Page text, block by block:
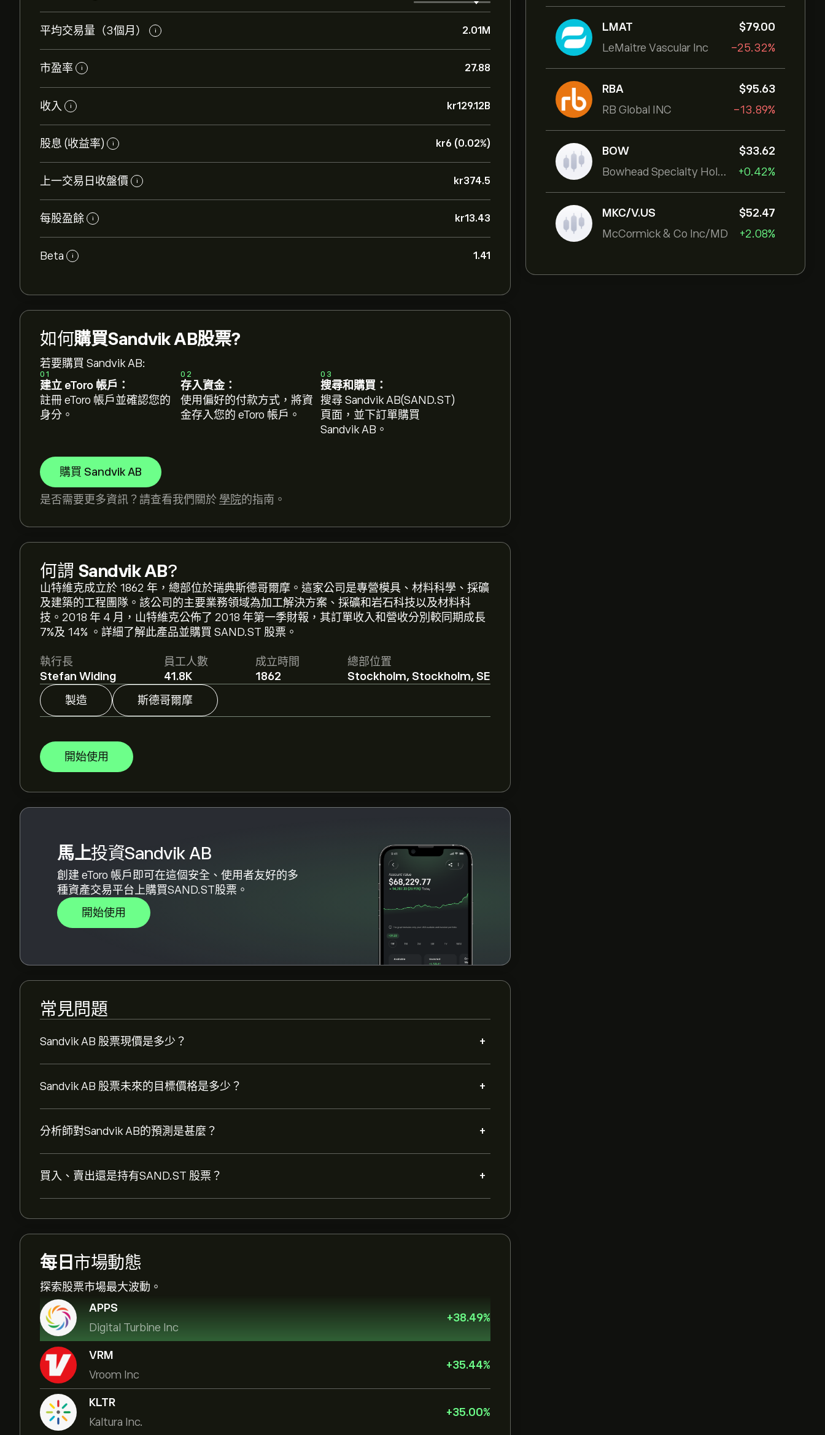
LMAT
LeMaitre Vascular Inc
‎$‎79.00
-25.32%
RBA
RB Global INC
‎$‎95.63
-13.89%
BOW
Bowhead Specialty Holdings Inc
‎$‎33.62
+0.42%
MKC/V.US
McCormick & Co Inc/MD
‎$‎52.47
+2.08%
平均交易量（3個月） i 2.01M
市盈率 i 27.88
收入 i ‎kr‎129.12B
股息 (收益率) i ‎kr‎6 (0.02%)
上一交易日收盤價 i ‎kr‎374.5
每股盈餘 i ‎kr‎13.43
Beta i 1.41
如何購買Sandvik AB股票?
若要購買 Sandvik AB:
01
建立 eToro 帳戶：
註冊 eToro 帳戶並確認您的
身分。
02
存入資金：
使用偏好的付款方式，將資
金存入您的 eToro 帳戶。
03
搜尋和購買：
搜尋 Sandvik AB(SAND.ST)
頁面，並下訂單購買
Sandvik AB。
購買 Sandvik AB
是否需要更多資訊？請查看我們關於 學院的指南。
何謂 Sandvik AB?
山特維克成立於 1862 年，總部位於瑞典斯德哥爾摩。這家公司是專營模具、材料科學、採礦
及建築的工程團隊。該公司的主要業務領域為加工解決方案、採礦和岩石科技以及材料科
技。2018 年 4 月，山特維克公佈了 2018 年第一季財報，其訂單收入和營收分別較同期成長
7%及 14% 。詳細了解此產品並購買 SAND.ST 股票。
執行長
Stefan Widing
員工人數
41.8K
成立時間
1862
總部位置
Stockholm, Stockholm, SE
製造
斯德哥爾摩
開始使用
馬上投資Sandvik AB
創建 eToro 帳戶即可在這個安全、使用者友好的多
種資產交易平台上購買SAND.ST股票。
開始使用
常見問題
Sandvik AB 股票現價是多少？ +
SAND.ST 現價為‎kr‎368.80。
Sandvik AB 股票未來的目標價格是多少？ +
Sandvik AB 的平均目標價為 ‎kr‎368.80。註冊eToro 以取得詳細的分析師預測及目標價格。
分析師對Sandvik AB的預測是甚麼？ +
價格走勢。
買入、賣出還是持有SAND.ST 股票？ +
Sandvik AB 的市值是 ‎kr‎469.77B 美元
每日 市場動態
探索股票市場最大波動。
APPS
Digital Turbine Inc
+38.49%
VRM
Vroom Inc
+35.44%
KLTR
Kaltura Inc.
+35.00%